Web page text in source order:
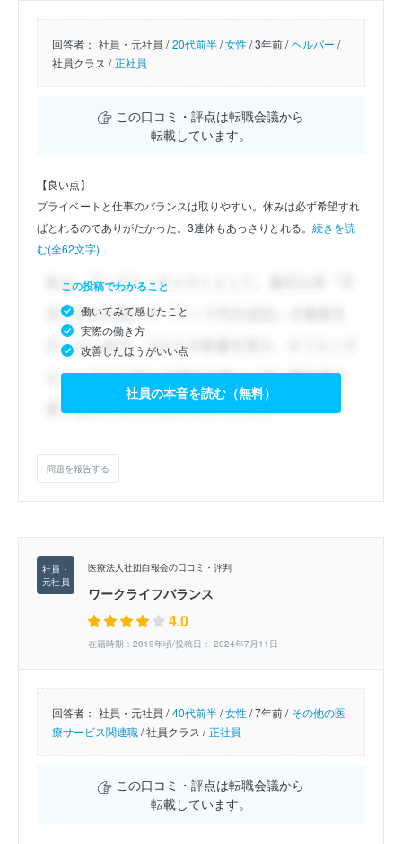
回答者： 社員・元社員 / 20代前半/女性/3年前 / ヘルパー /
社員クラス / 正社員
この口コミ・評点は転職会議から
転載しています。
【良い点】
プライベートと仕事のバランスは取りやすい。休みは必ず希望すれ
ばとれるのでありがたかった。3連休もあっさりとれる。 続きを読
む(全62文字)
この投稿でわかること
働いてみて感じたこと
実際の働き方
改善したほうがいい点
社員の本音を読む（無料）
問題を報告する
医療法人社団白報会の口コミ・評判
ワークライフバランス
4.0
在籍時期：2019年頃/投稿日： 2024年7月11日
回答者： 社員・元社員 / 40代前半/女性/7年前 / その他の医
療サービス関連職/社員クラス / 正社員
この口コミ・評点は転職会議から
転載しています。